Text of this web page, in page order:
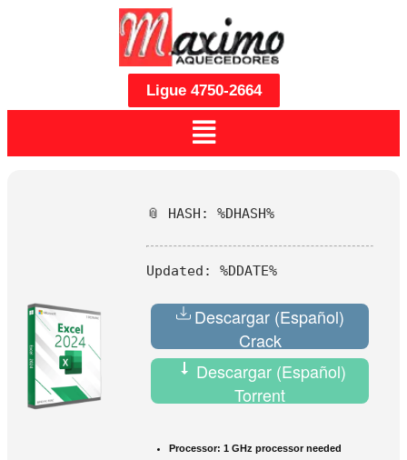
Ligue 4750-2664
📎 HASH: %DHASH%
Updated: %DDATE%
Descargar (Español)
Crack
Descargar (Español)
Torrent
Processor: 1 GHz processor needed